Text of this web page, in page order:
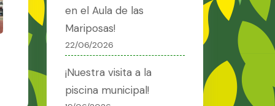
en el Aula de las
Mariposas!
22/06/2026
¡Nuestra visita a la
piscina municipal!